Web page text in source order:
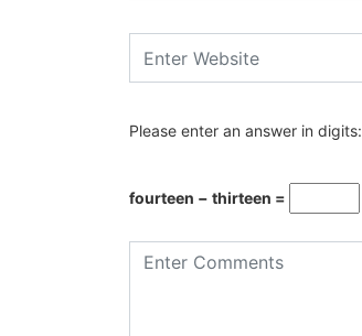
Please enter an answer in digits:
fourteen − thirteen =